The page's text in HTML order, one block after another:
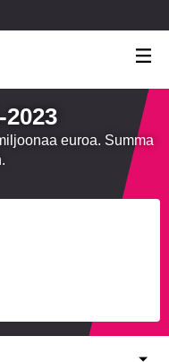
euroa. Summa